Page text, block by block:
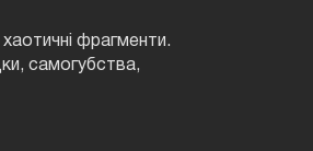
фрагменти.
самогубства,